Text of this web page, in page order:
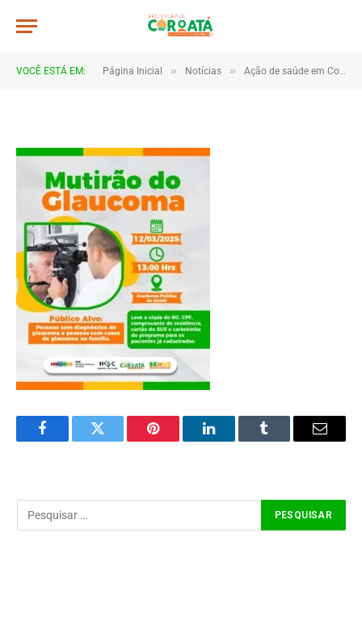
VOCÊ ESTÁ EM: Página Inicial » Notícias » Ação de saúde em Coroatá garante atendimento gratuito para pacientes com glaucoma
FacebookTwitter Pinterest LinkedInTumblr Email